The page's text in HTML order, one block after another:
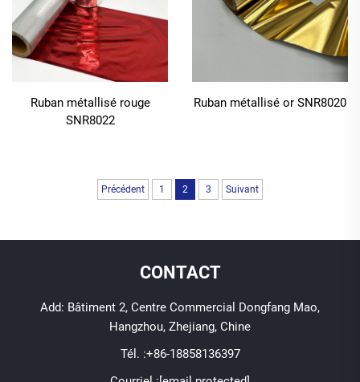
Ruban métallisé rouge
SNR8022
Ruban métallisé or SNR8020
Précédent 1 2 3 Suivant
CONTACT
Add: Bâtiment 2, Centre Commercial Dongfang Mao,
Hangzhou, Zhejiang, Chine
Tél. :+86-18858136397